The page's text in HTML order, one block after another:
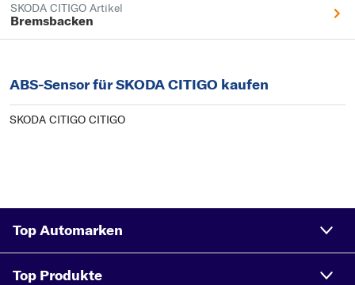
SKODA CITIGO Artikel
Bremsbacken
ABS-Sensor für SKODA CITIGO kaufen
SKODA CITIGO CITIGO
Top Automarken
Top Produkte